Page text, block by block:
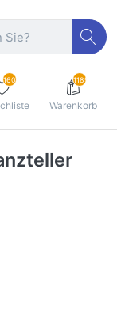
160 1189
Warenkorb